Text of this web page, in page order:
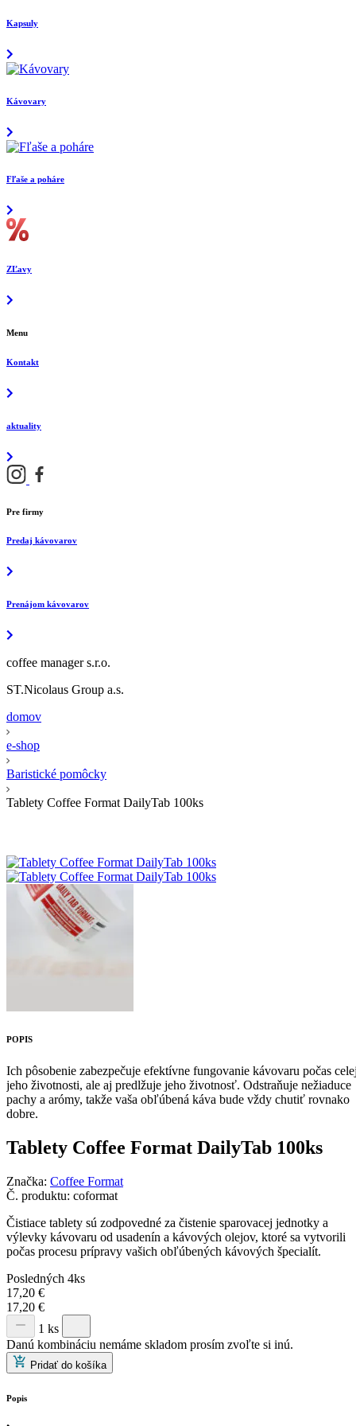
Kapsuly
Kávovary
Fľaše a poháre
ZĽavy
Menu
Kontakt
aktuality
Pre firmy
Predaj kávovarov
Prenájom kávovarov
coffee manager s.r.o.
ST.Nicolaus Group a.s.
domov
e-shop
Baristické pomôcky
Tablety Coffee Format DailyTab 100ks
POPIS
Ich pôsobenie zabezpečuje efektívne fungovanie kávovaru počas
jeho životnosti, ale aj predlžuje jeho životnosť. Odstraňuje nežiaduce
pachy a arómy, takže vaša obľúbená káva bude vždy chutiť rovnako
dobre.
Tablety Coffee Format DailyTab 100ks
Značka: Coffee Format
Č. produktu: coformat
Čistiace tablety sú zodpovedné za čistenie sparovacej jednotky a
výlevky kávovaru od usadenín a kávových olejov, ktoré sa vytvorili
počas procesu prípravy vašich obľúbených kávových špecialít.
Posledných 4ks
17,20 €
17,20 €
1 ks
Danú kombináciu nemáme skladom prosím zvoľte si inú.
Pridať do košíka
Popis